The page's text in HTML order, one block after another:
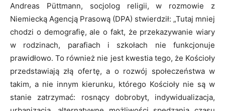
Andreas Püttmann, socjolog religii, w rozmowie z
Niemiecką Agencją Prasową (DPA) stwierdził: „Tutaj mniej
chodzi o demografię, ale o fakt, że przekazywanie wiary
w rodzinach, parafiach i szkołach nie funkcjonuje
prawidłowo. To również nie jest kwestia tego, że Kościoły
przedstawiają złą ofertę, a o rozwój społeczeństwa w
takim, a nie innym kierunku, którego Kościoły nie są w
stanie zatrzymać: rosnący dobrobyt, indywidualizacja,